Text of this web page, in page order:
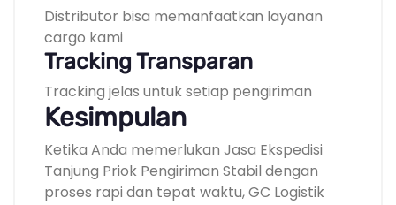
Distributor bisa memanfaatkan layanan
cargo kami
Tracking Transparan
Tracking jelas untuk setiap pengiriman
Kesimpulan
Ketika Anda memerlukan Jasa Ekspedisi
Tanjung Priok Pengiriman Stabil dengan
proses rapi dan tepat waktu, GC Logistik